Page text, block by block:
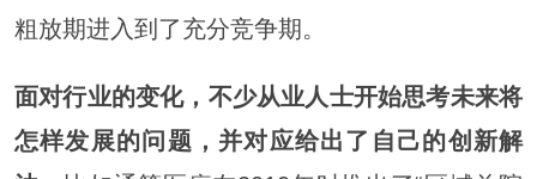
粗放期进入到了充分竞争期。
面对行业的变化，不少从业人士开始思考未来将
怎样发展的问题，并对应给出了自己的创新解